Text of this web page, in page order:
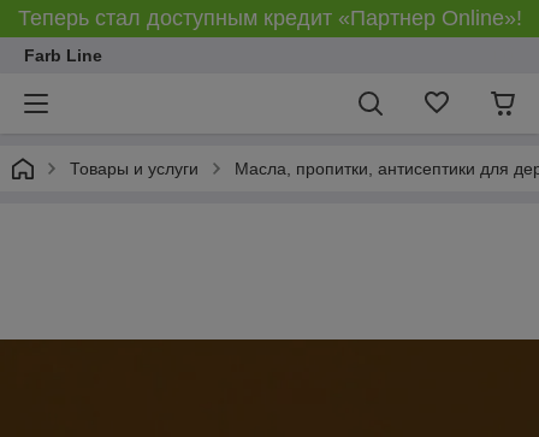
Теперь стал доступным кредит «Партнер Online»!
Farb Line
Товары и услуги Масла, пропитки, антисептики для